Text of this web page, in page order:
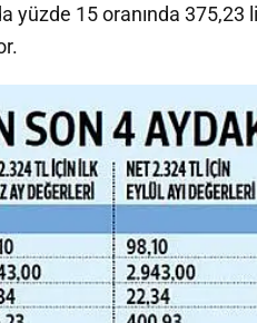
yüzde 15 oranında 375,23